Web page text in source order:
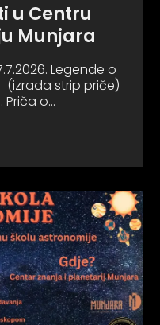
u Centru
Munjara
Legende o
(izrada strip priče)
Priča o…